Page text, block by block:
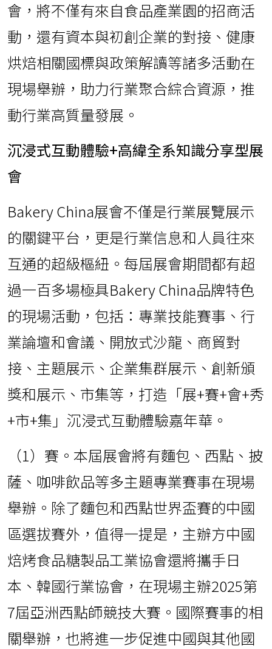
會，將不僅有來自食品產業園的招商活
動，還有資本與初創企業的對接、健康
烘焙相關國標與政策解讀等諸多活動在
現場舉辦，助力行業聚合綜合資源，推
動行業高質量發展。
沉浸式互動體驗+高緯全系知識分享型展
會
Bakery China展會不僅是行業展覽展示
的關鍵平台，更是行業信息和人員往來
互通的超級樞紐。每屆展會期間都有超
過一百多場極具Bakery China品牌特色
的現場活動，包括：專業技能賽事、行
業論壇和會議、開放式沙龍、商貿對
接、主題展示、企業集群展示、創新頒
獎和展示、市集等，打造「展+賽+會+秀
+市+集」沉浸式互動體驗嘉年華。
（1）賽。本屆展會將有麵包、西點、披
薩、咖啡飲品等多主題專業賽事在現場
舉辦。除了麵包和西點世界盃賽的中國
區選拔賽外，值得一提是，主辦方中國
焙烤食品糖製品工業協會還將攜手日
本、韓國行業協會，在現場主辦2025第
7屆亞洲西點師競技大賽。國際賽事的相
關舉辦，也將進一步促進中國與其他國